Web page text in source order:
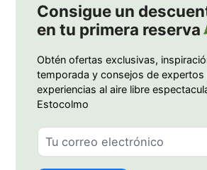
Consigue un
en tu primera reserva
Obtén ofertas exclusivas,
temporada y consejos de expertos
experiencias al aire libre
Estocolmo